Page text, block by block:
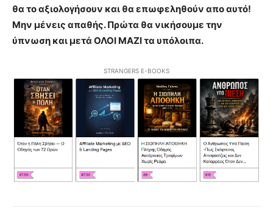
θα το αξιολογήσουν και θα επωφεληθούν απο αυτό!
Μην μένεις απαθής. Πρώτα θα νικήσουμε την
ύπνωση και μετά ΟΛΟΙ ΜΑΖΙ τα υπόλοιπα.
STRANGERS E-BOOKS